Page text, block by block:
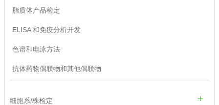
脂质体产品检定
ELISA 和免疫分析开发
色谱和电泳方法
抗体药物偶联物和其他偶联物
细胞系/株检定